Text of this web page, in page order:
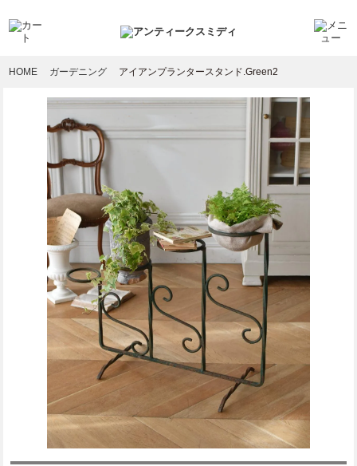
HOME ガーデニング アイアンプランタースタンド.Green2